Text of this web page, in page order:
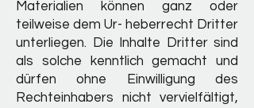
Materialien können ganz oder
teilweise dem Ur- heberrecht Dritter
unterliegen. Die Inhalte Dritter sind
als solche kenntlich gemacht und
dürfen ohne Einwilligung des
Rechteinhabers nicht vervielfältigt,